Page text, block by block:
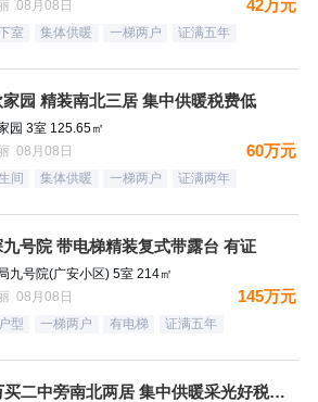
08月08日
42万元
室 集体供暖 一梯两户 证满五年
园 精装南北三居 集中供暖税费低
园 3室 125.65㎡
08月08日
60万元
间 集体供暖 一梯两户 证满两年
号院 带电梯精装复式带露台 有证
九号院(广安小区) 5室 214㎡
08月08日
145万元
型 一梯两户 有电梯 证满五年
12万买二中旁南北两居 集中供暖采光好税费低